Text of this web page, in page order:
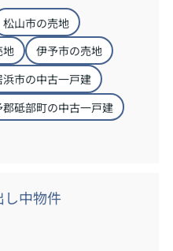
松山市の売地
地
伊予市の売地
浜市の中古一戸建
郡砥部町の中古一戸建
中物件